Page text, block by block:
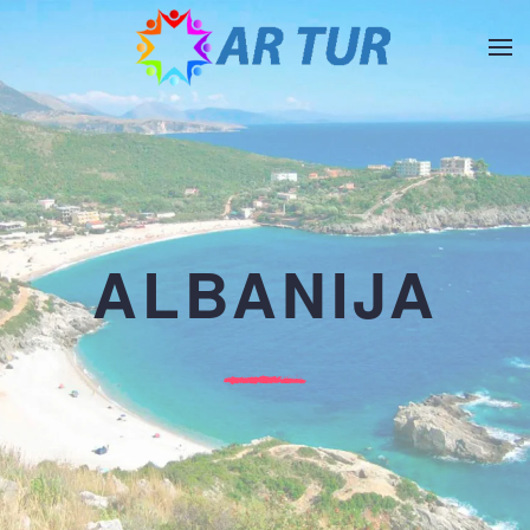
Skip to main content
ALBANIJA